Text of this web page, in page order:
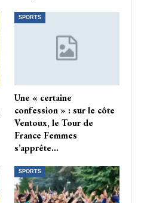
SPORTS
Une « certaine
confession » : sur le côte
Ventoux, le Tour de
France Femmes
s’apprête…
SPORTS